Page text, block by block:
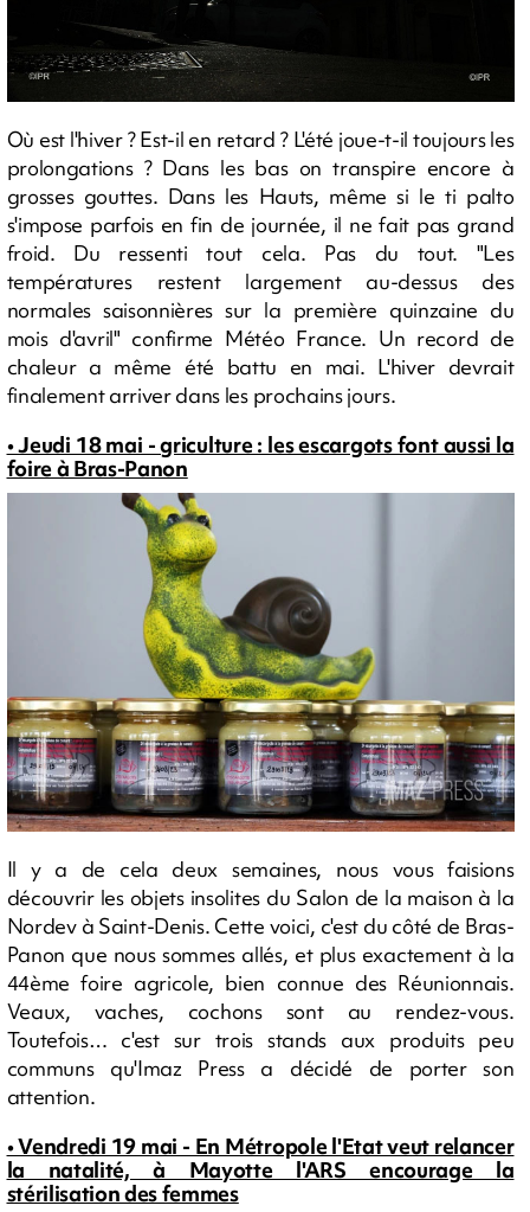
Où est l'hiver ? Est-il en retard ? L'été joue-t-il toujours les
prolongations ? Dans les bas on transpire encore à
grosses gouttes. Dans les Hauts, même si le ti palto
s'impose parfois en fin de journée, il ne fait pas grand
froid. Du ressenti tout cela. Pas du tout. "Les
températures restent largement au-dessus des
normales saisonnières sur la première quinzaine du
mois d'avril" confirme Météo France. Un record de
chaleur a même été battu en mai. L'hiver devrait
finalement arriver dans les prochains jours.
• Jeudi 18 mai - griculture : les escargots font aussi la
foire à Bras-Panon
Il y a de cela deux semaines, nous vous faisions
découvrir les objets insolites du Salon de la maison à la
Nordev à Saint-Denis. Cette voici, c'est du côté de Bras-
Panon que nous sommes allés, et plus exactement à la
44ème foire agricole, bien connue des Réunionnais.
Veaux, vaches, cochons sont au rendez-vous.
Toutefois… c'est sur trois stands aux produits peu
communs qu'Imaz Press a décidé de porter son
attention.
• Vendredi 19 mai - En Métropole l'Etat veut relancer
la natalité, à Mayotte l'ARS encourage la
stérilisation des femmes